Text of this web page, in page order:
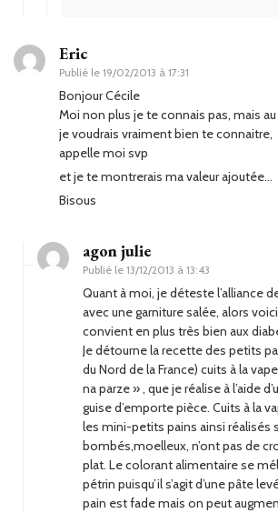
Eric
Publié le 19/02/2013 à 17:31
Bonjour Cécile
Moi non plus je te connais pas, mais
je voudrais vraiment bien te connaitre,
appelle moi svp
et je te montrerais ma valeur ajoutée…
Bisous
agon julie
Publié le 13/12/2013 à 13:43
Quant à moi, je déteste l’alliance
avec une garniture salée, alors
convient en plus très bien aux
Je détourne la recette des petits
du Nord de la France) cuits à la
na parze » , que je réalise à l’aide
guise d’emporte pièce. Cuits à la
les mini-petits pains ainsi réalisés
bombés,moelleux, n’ont pas de
plat. Le colorant alimentaire se
pétrin puisqu’il s’agit d’une pâte
pain est fade mais on peut